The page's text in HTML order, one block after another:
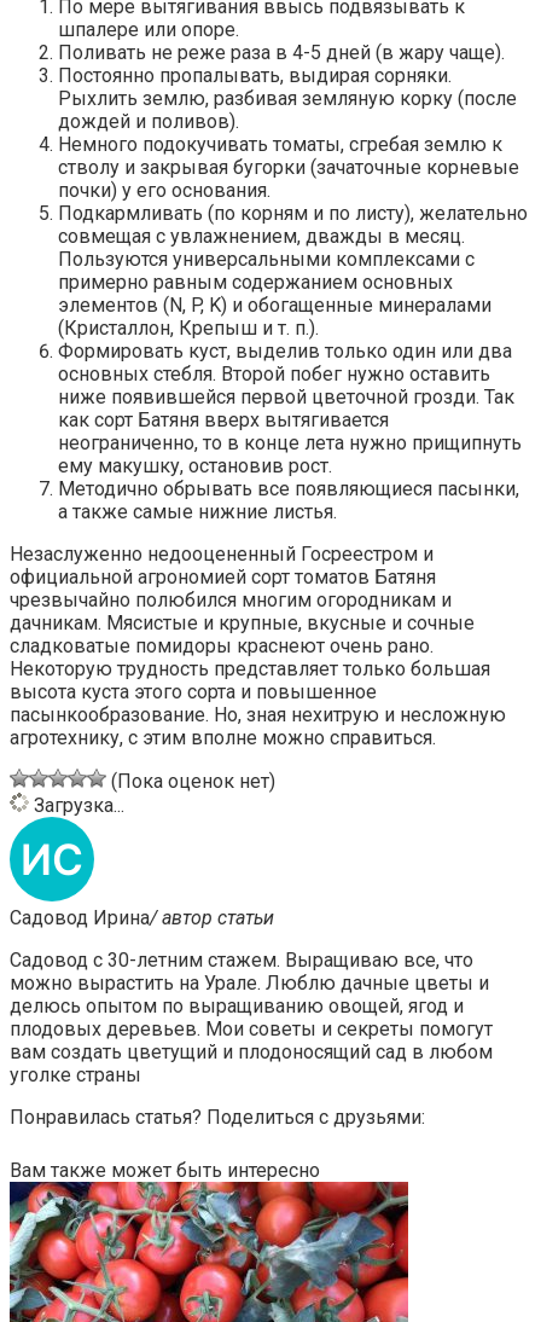
По мере вытягивания ввысь подвязывать к
шпалере или опоре.
Поливать не реже раза в 4-5 дней (в жару чаще).
Постоянно пропалывать, выдирая сорняки.
Рыхлить землю, разбивая земляную корку (после
дождей и поливов).
Немного подокучивать томаты, сгребая землю к
стволу и закрывая бугорки (зачаточные корневые
почки) у его основания.
Подкармливать (по корням и по листу), желательно
совмещая с увлажнением, дважды в месяц.
Пользуются универсальными комплексами с
примерно равным содержанием основных
элементов (N, P, K) и обогащенные минералами
(Кристаллон, Крепыш и т. п.).
Формировать куст, выделив только один или два
основных стебля. Второй побег нужно оставить
ниже появившейся первой цветочной грозди. Так
как сорт Батяня вверх вытягивается
неограниченно, то в конце лета нужно прищипнуть
ему макушку, остановив рост.
Методично обрывать все появляющиеся пасынки,
а также самые нижние листья.
Незаслуженно недооцененный Госреестром и
официальной агрономией сорт томатов Батяня
чрезвычайно полюбился многим огородникам и
дачникам. Мясистые и крупные, вкусные и сочные
сладковатые помидоры краснеют очень рано.
Некоторую трудность представляет только большая
высота куста этого сорта и повышенное
пасынкообразование. Но, зная нехитрую и несложную
агротехнику, с этим вполне можно справиться.
(Пока оценок нет)
Загрузка...
Садовод Ирина/ автор статьи
Садовод с 30-летним стажем. Выращиваю все, что
можно вырастить на Урале. Люблю дачные цветы и
делюсь опытом по выращиванию овощей, ягод и
плодовых деревьев. Мои советы и секреты помогут
вам создать цветущий и плодоносящий сад в любом
уголке страны
Понравилась статья? Поделиться с друзьями:
Вам также может быть интересно